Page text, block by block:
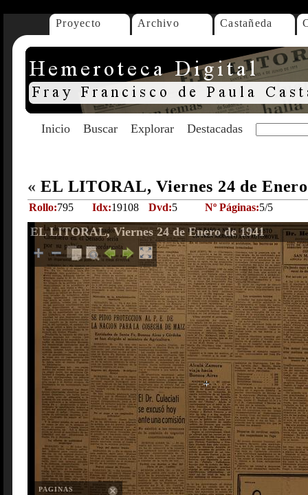
Proyecto Archivo Castañeda
Inicio Buscar Explorar Destacadas
« EL LITORAL, Viernes 24 de
Rollo:795 Idx:19108 Dvd:5 Nº Páginas:5/5
EL LITORAL, Viernes 24 de Enero de 1941
PAGINAS